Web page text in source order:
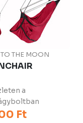
TO THE MOON
a
Ft